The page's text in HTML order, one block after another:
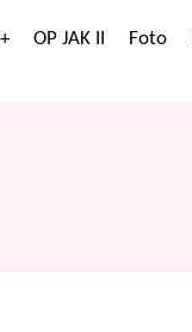
OP JAK II Foto